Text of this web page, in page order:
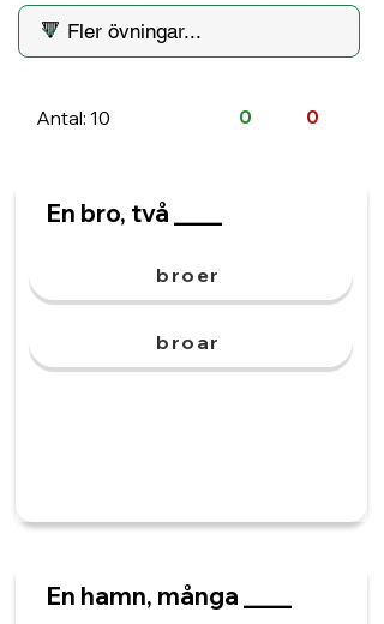
Antal: 10 0 0
En bro, två ____
broer
broar
En hamn, många ____